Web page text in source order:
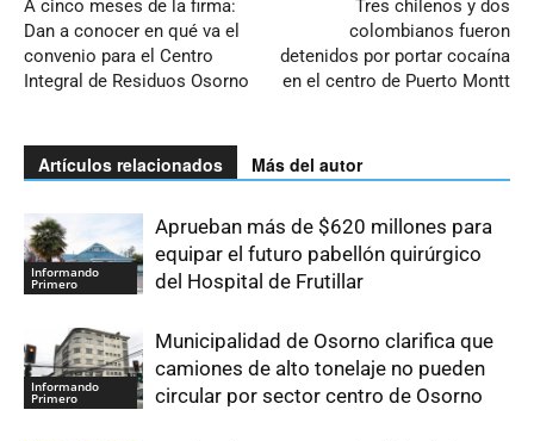
A cinco meses de la firma:
Dan a conocer en qué va el
convenio para el Centro
Integral de Residuos Osorno
Tres chilenos y dos
colombianos fueron
detenidos por portar cocaína
en el centro de Puerto Montt
Artículos relacionados Más del autor
Informando
Primero
Aprueban más de $620 millones para
equipar el futuro pabellón quirúrgico
del Hospital de Frutillar
Informando
Primero
Municipalidad de Osorno clarifica que
camiones de alto tonelaje no pueden
circular por sector centro de Osorno